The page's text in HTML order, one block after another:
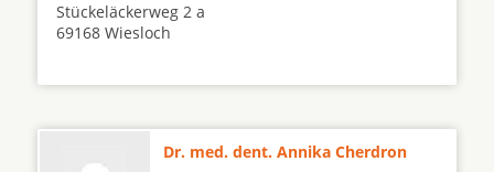
Stückeläckerweg 2 a
69168 Wiesloch
Dr. med. dent. Annika Cherdron